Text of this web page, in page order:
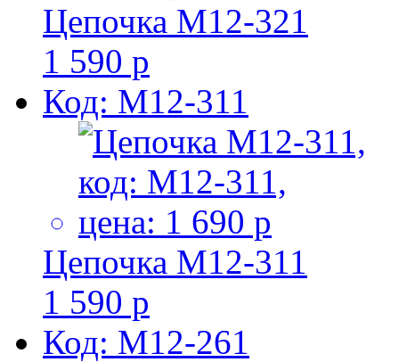
Цепочка M12-321
1 590 р
Код: M12-311
Цепочка M12-311
1 590 р
Код: M12-261